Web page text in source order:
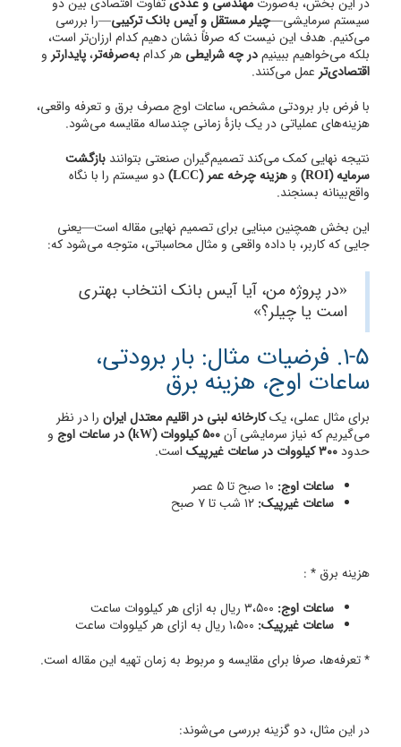
سیستم سرمایشی—چیلر مستقل و آیس بانک ترکیبی—را بررسی
می‌کنیم. هدف این نیست که صرفاً نشان دهیم کدام ارزان‌تر است،
بلکه می‌خواهیم ببینیمدر چه شرایطی هر کدامبه‌صرفه‌تر،پایدارتر و
اقتصادی‌تر عمل می‌کنند.
با فرض بار برودتی مشخص، ساعات اوج مصرف برق و تعرفه واقعی،
هزینه‌های عملیاتی در یک بازۀ زمانی چندساله مقایسه می‌شود.
نتیجه نهایی کمک می‌کند تصمیم‌گیران صنعتی بتوانند بازگشت
سرمایه (ROI)
و هزینه چرخه عمر (LCC)
دو سیستم را با نگاه
واقع‌بینانه بسنجند.
این بخش همچنین مبنایی برای تصمیم نهایی مقاله است—یعنی
جایی که کاربر، با داده واقعی و مثال محاسباتی، متوجه می‌شود که:
«در پروژه من، آیا آیس بانک انتخاب بهتری
است یا چیلر؟»
1-5. فرضیات مثال: بار برودتی،
ساعات اوج، هزینه برق
برای مثال عملی، یککارخانه لبنی در اقلیم معتدل ایران را در نظر
می‌گیریم که نیاز سرمایشی آن۵۰۰ کیلووات (kW) در ساعات اوج
و
حدود ۳۰۰ کیلووات در ساعات غیرپیک
است.
ساعات اوج:
ساعات غیرپیک:
هزینه برق * :
ساعات اوج:
ساعات غیرپیک:
* تعرفه‌ها، صرفا برای مقایسه و مربوط به زمان تهیه این مقاله است.
در این مثال، دو گزینه بررسی می‌شوند: